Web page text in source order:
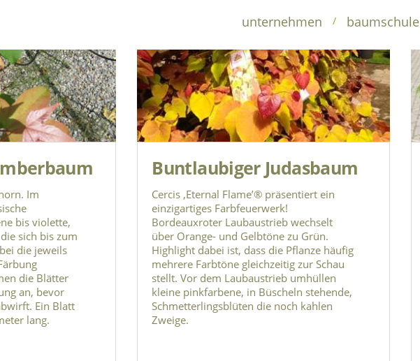
unternehmen / baumschule
unternehmen
Im
bis violette,
sich bis zum
die jeweils
die Blätter
an, bevor
Ein Blatt
lang.
Buntlaubiger Judasbaum
Cercis ‚Eternal Flame’® präsentiert ein
einzigartiges Farbfeuerwerk!
Bordeauxroter Laubaustrieb wechselt
über Orange- und Gelbtöne zu Grün.
Highlight dabei ist, dass die Pflanze häufig
mehrere Farbtöne gleichzeitig zur Schau
stellt. Vor dem Laubaustrieb umhüllen
kleine pinkfarbene, in Büscheln stehende,
Schmetterlingsblüten die noch kahlen
Zweige.